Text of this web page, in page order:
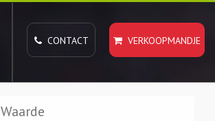
CONTACT VERKOOPMANDJE
Waarde